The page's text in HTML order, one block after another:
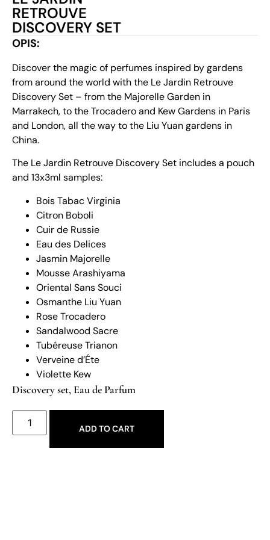
RETROUVE
DISCOVERY SET
OPIS:
Discover the magic of perfumes inspired by gardens
from around the world with the Le Jardin Retrouve
Discovery Set – from the Majorelle Garden in
Marrakech, to the Trocadero and Kew Gardens in Paris
and London, all the way to the Liu Yuan gardens in
China.
The Le Jardin Retrouve Discovery Set includes a pouch
and 13x3ml samples:
Bois Tabac Virginia
Citron Boboli
Cuir de Russie
Eau des Delices
Jasmin Majorelle
Mousse Arashiyama
Oriental Sans Souci
Osmanthe Liu Yuan
Rose Trocadero
Sandalwood Sacre
Tubéreuse Trianon
Verveine d’Éte
Violette Kew
Discovery set, Eau de Parfum
ADD TO CART